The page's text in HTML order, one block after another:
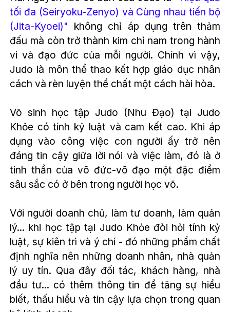
tối đa (Seiryoku-Zenyo) và Cùng nhau tiến bộ
(Jita-Kyoei)" không chỉ áp dụng trên thảm
đấu mà còn trở thành kim chỉ nam trong hành
vi và đạo đức của mỗi người. Chính vì vậy,
Judo là môn thể thao kết hợp giáo dục nhân
cách và rèn luyện thể chất một cách hài hòa.
Võ sinh học tập Judo (Nhu Đạo) tại Judo
Khỏe có tính kỷ luật và cam kết cao. Khi áp
dụng vào công việc con người ấy trở nên
đáng tin cậy giữa lời nói và việc làm, đó là ở
tinh thần của võ đức-võ đạo một đặc điểm
sâu sắc có ở bên trong người học võ.
Với người doanh chủ, làm tư doanh, làm quản
lý... khi học tập tại Judo Khỏe đòi hỏi tính kỷ
luật, sự kiên trì và ý chí - đó những phẩm chất
định nghĩa nên những doanh nhân, nhà quản
lý uy tín. Qua đây đối tác, khách hàng, nhà
đầu tư... có thêm thông tin để tăng sự hiểu
biết, thấu hiểu và tin cậy lựa chọn trong quan